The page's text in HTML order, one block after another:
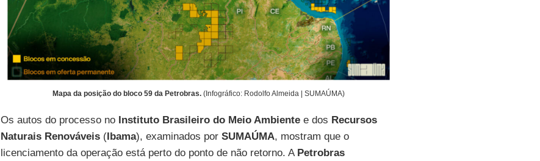
Mapa da posição do bloco 59 da Petrobras.(Infográfico: Rodolfo Almeida | SUMAÚMA)
Os autos do processo noInstituto Brasileiro do Meio Ambientee dos Recursos
Naturais Renováveis(Ibama), examinados por SUMAÚMA, mostram que o
licenciamento da operação está perto do ponto de não retorno. A Petrobras